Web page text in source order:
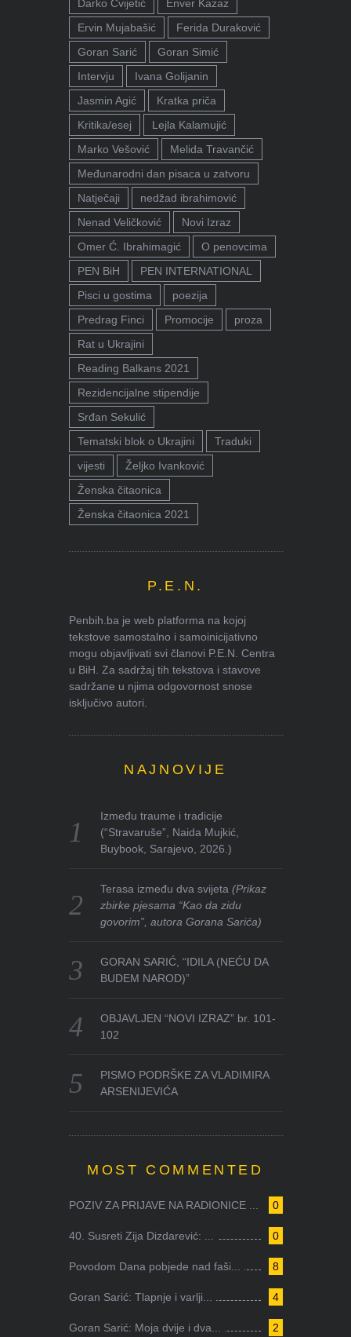
Darko Cvijetić
Enver Kazaz
Ervin Mujabašić
Ferida Duraković
Goran Sarić
Goran Simić
Intervju
Ivana Golijanin
Jasmin Agić
Kratka priča
Kritika/esej
Lejla Kalamujić
Marko Vešović
Melida Travančić
Međunarodni dan pisaca u zatvoru
Natječaji
nedžad ibrahimović
Nenad Veličković
Novi Izraz
Omer Ć. Ibrahimagić
O penovcima
PEN BiH
PEN INTERNATIONAL
Pisci u gostima
poezija
Predrag Finci
Promocije
proza
Rat u Ukrajini
Reading Balkans 2021
Rezidencijalne stipendije
Srđan Sekulić
Tematski blok o Ukrajini
Traduki
vijesti
Željko Ivanković
Ženska čitaonica
Ženska čitaonica 2021
P.E.N.
Penbih.ba je web platforma na kojoj
tekstove samostalno i samoinicijativno
mogu objavljivati svi članovi P.E.N. Centra
u BiH. Za sadržaj tih tekstova i stavove
sadržane u njima odgovornost snose
isključivo autori.
NAJNOVIJE
Između traume i tradicije
(“Stravaruše”, Naida Mujkić,
Buybook, Sarajevo, 2026.)
Terasa između dva svijeta(Prikaz
zbirke pjesama “Kao da zidu
govorim”, autora Gorana Sarića)
GORAN SARIĆ, “IDILA (NEĆU DA
BUDEM NAROD)”
OBJAVLJEN “NOVI IZRAZ” br. 101-
102
PISMO PODRŠKE ZA VLADIMIRA
ARSENIJEVIĆA
MOST COMMENTED
0
POZIV ZA PRIJAVE NA RADIONICE ...
0
40. Susreti Zija Dizdarević: ...
8
Povodom Dana pobjede nad faši...
4
Goran Sarić: Tlapnje i varlji...
2
Goran Sarić: Moja dvije i dva...